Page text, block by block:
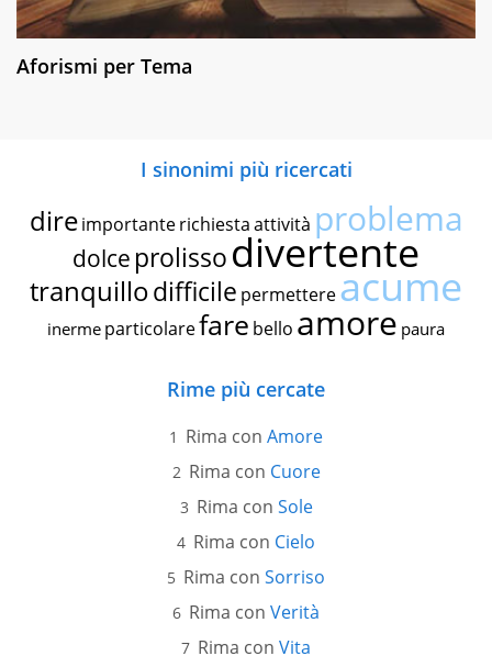
Aforismi per Tema
I sinonimi più ricercati
dire importante richiestaattività problema
dolce prolissodivertente
tranquillodifficile permettereacume
inerme particolarefare bello amore paura
Rime più cercate
Rima con Amore
Rima con Cuore
Rima con Sole
Rima con Cielo
Rima con Sorriso
Rima con Verità
Rima con Vita